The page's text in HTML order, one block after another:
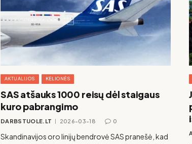
AKTUALIJOS KELIONĖS
SAS atšauks 1000 reisų dėl staigaus
kuro pabrangimo
DARBSTUOLE.LT 2026-03-18 0
Skandinavijos oro linijų bendrovė SAS pranešė, kad